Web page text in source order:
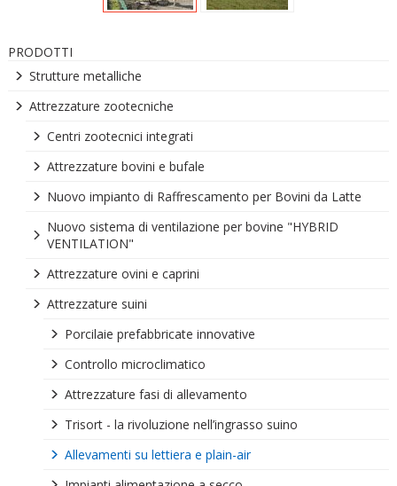
PRODOTTI
Strutture metalliche
Attrezzature zootecniche
Centri zootecnici integrati
Attrezzature bovini e bufale
Nuovo impianto di Raffrescamento per Bovini da Latte
Nuovo sistema di ventilazione per bovine "HYBRID
VENTILATION"
Attrezzature ovini e caprini
Attrezzature suini
Porcilaie prefabbricate innovative
Controllo microclimatico
Attrezzature fasi di allevamento
Trisort - la rivoluzione nell’ingrasso suino
Allevamenti su lettiera e plain-air